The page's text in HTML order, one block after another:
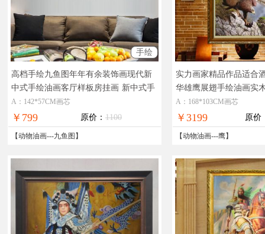
手绘
高档手绘九鱼图年年有余装饰画现代新
中式手绘油画客厅样板房挂画 新中式手
绘油画精品品质
A：142*57CM画芯
￥799 原价： 1100
【动物油画---九鱼图 】
实力画家精品作品适合
华雄鹰展翅手绘油画实
油画
A：168*103CM画芯
￥3199 原价
【动物油画---鹰】